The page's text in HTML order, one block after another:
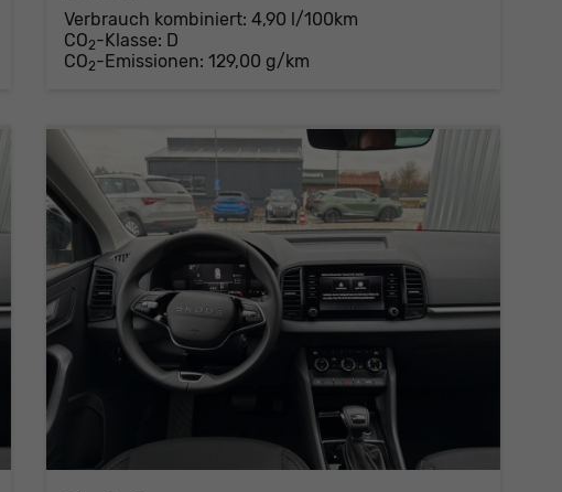
Verbrauch kombiniert: 4,90 l/100km
CO2-Klasse: D
CO2-Emissionen: 129,00 g/km